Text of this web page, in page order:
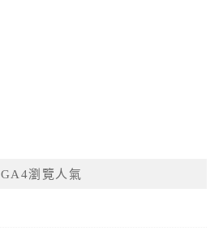
GA4瀏覽人氣